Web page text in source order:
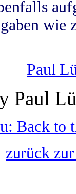
wie
Paul
Paul
Back to
zurück